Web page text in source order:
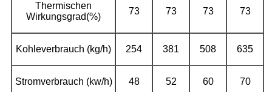
Thermischen
Wirkungsgrad(%)
73 73 73 73
Kohleverbrauch (kg/h) 254 381 508 635
Stromverbrauch (kw/h) 48 52 60 70